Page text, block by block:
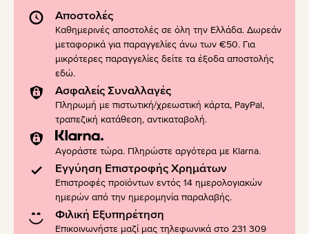
Αποστολές
Καθημερινές αποστολές σε όλη την Ελλάδα. Δωρεάν
μεταφορικά για παραγγελίες άνω των €50. Για
μικρότερες παραγγελίες δείτε τα έξοδα αποστολής
εδώ.
Ασφαλείς Συναλλαγές
Πληρωμή με πιστωτική/χρεωστική κάρτα, PayPal,
τραπεζική κατάθεση, αντικαταβολή.
Αγοράστε τώρα. Πληρώστε αργότερα με Klarna.
Εγγύηση Επιστροφής Χρημάτων
Επιστροφές προϊόντων εντός 14 ημερολογιακών
ημερών από την ημερομηνία παραλαβής.
Φιλική Εξυπηρέτηση
Επικοινωνήστε μαζί μας τηλεφωνικά στο 231 309